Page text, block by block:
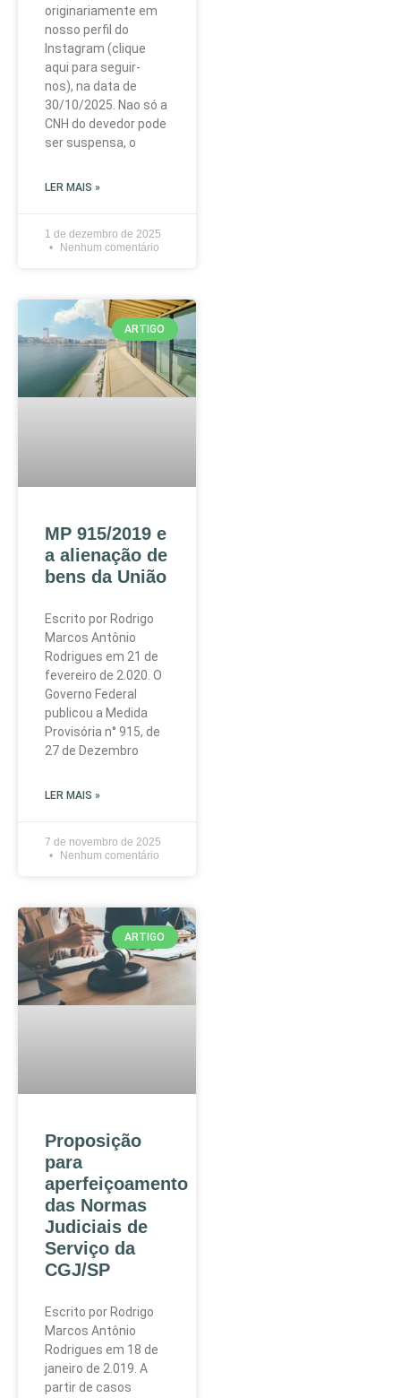
originariamente em
nosso perfil do
Instagram (clique
aqui para seguir-
nos), na data de
30/10/2025. Nao só a
CNH do devedor pode
ser suspensa, o
LER MAIS »
1 de dezembro de 2025
Nenhum comentário
ARTIGO
MP 915/2019 e
a alienação de
bens da União
Escrito por Rodrigo
Marcos Antônio
Rodrigues em 21 de
fevereiro de 2.020. O
Governo Federal
publicou a Medida
Provisória n° 915, de
27 de Dezembro
LER MAIS »
7 de novembro de 2025
Nenhum comentário
ARTIGO
Proposição
para
aperfeiçoamento
das Normas
Judiciais de
Serviço da
CGJ/SP
Escrito por Rodrigo
Marcos Antônio
Rodrigues em 18 de
janeiro de 2.019. A
partir de casos